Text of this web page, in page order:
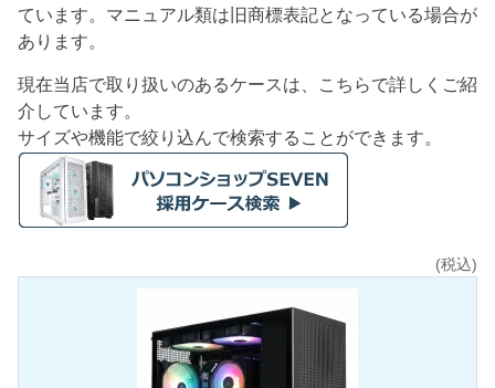
ています。マニュアル類は旧商標表記となっている場合が
あります。
現在当店で取り扱いのあるケースは、こちらで詳しくご紹
介しています。
サイズや機能で絞り込んで検索することができます。
(税込)